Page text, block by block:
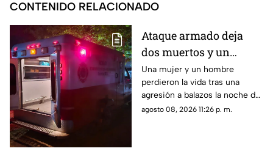
CONTENIDO RELACIONADO
Ataque armado deja
dos muertos y un
herido en la
sindicatura de Villa
Unión, Mazatlán
Una mujer y un hombre
perdieron la vida tras una
agresión a balazos la noche de
este sábado; un joven de 26
agosto 08, 2026 11:26 p. m.